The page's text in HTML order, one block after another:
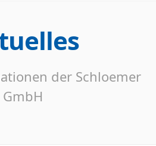
der Schloemer
GmbH